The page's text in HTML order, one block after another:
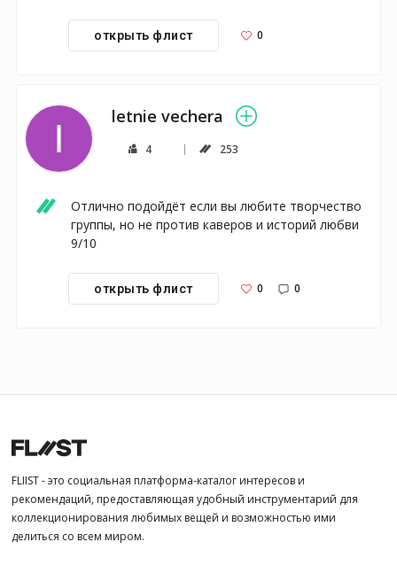
открыть флист 0
letnie vechera
4 253
Отлично подойдёт если вы любите творчество
группы, но не против каверов и историй любви
9/10
открыть флист 0 0
FLIIST - это социальная платформа-каталог интересов и
рекомендаций, предоставляющая удобный инструментарий для
коллекционирования любимых вещей и возможностью ими
делиться со всем миром.